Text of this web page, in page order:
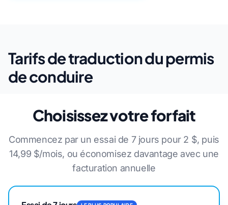
Tarifs de traduction du permis
de conduire
Choisissez votre forfait
Commencez par un essai de 7 jours pour 2 $, puis
14,99 $/mois, ou économisez davantage avec une
facturation annuelle